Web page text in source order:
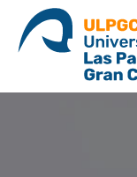
saltar
contenido